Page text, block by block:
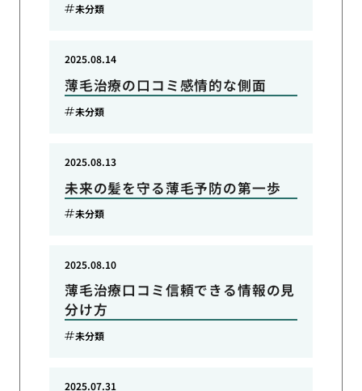
未分類
薄毛治療の口コミ感情的な側面
2025.08.14
未分類
未来の髪を守る薄毛予防の第一歩
2025.08.13
未分類
薄毛治療口コミ信頼できる情報の見
分け方
2025.08.10
未分類
2025.07.31